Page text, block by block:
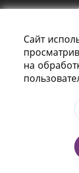
г. Минск,
Тел.:
Сайт
на